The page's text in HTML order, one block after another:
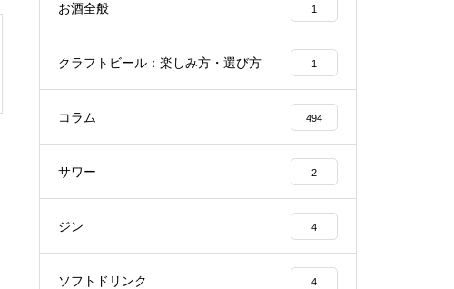
お酒全般 1
クラフトビール：楽しみ方・選び方 1
コラム 494
サワー 2
ジン 4
ソフトドリンク 4